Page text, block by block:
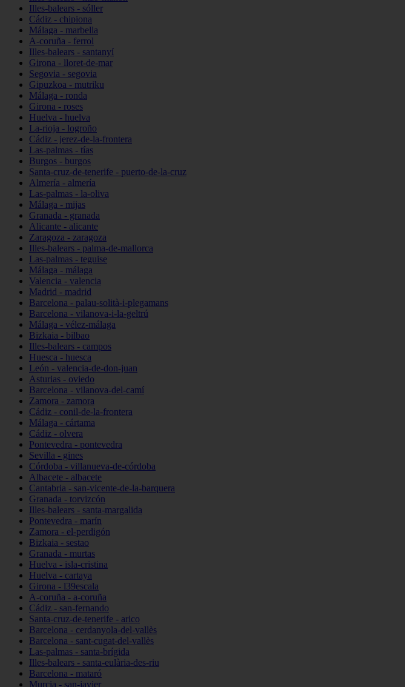
Illes-balears - sóller
Cádiz - chipiona
Málaga - marbella
A-coruña - ferrol
Illes-balears - santanyí
Girona - lloret-de-mar
Segovia - segovia
Gipuzkoa - mutriku
Málaga - ronda
Girona - roses
Huelva - huelva
La-rioja - logroño
Cádiz - jerez-de-la-frontera
Las-palmas - tías
Burgos - burgos
Santa-cruz-de-tenerife - puerto-de-la-cruz
Almería - almería
Las-palmas - la-oliva
Málaga - mijas
Granada - granada
Alicante - alicante
Zaragoza - zaragoza
Illes-balears - palma-de-mallorca
Las-palmas - teguise
Málaga - málaga
Valencia - valencia
Madrid - madrid
Barcelona - palau-solità-i-plegamans
Barcelona - vilanova-i-la-geltrú
Málaga - vélez-málaga
Bizkaia - bilbao
Illes-balears - campos
Huesca - huesca
León - valencia-de-don-juan
Asturias - oviedo
Barcelona - vilanova-del-camí
Zamora - zamora
Cádiz - conil-de-la-frontera
Málaga - cártama
Cádiz - olvera
Pontevedra - pontevedra
Sevilla - gines
Córdoba - villanueva-de-córdoba
Albacete - albacete
Cantabria - san-vicente-de-la-barquera
Granada - torvizcón
Illes-balears - santa-margalida
Pontevedra - marín
Zamora - el-perdigón
Bizkaia - sestao
Granada - murtas
Huelva - isla-cristina
Huelva - cartaya
Girona - l39escala
A-coruña - a-coruña
Cádiz - san-fernando
Santa-cruz-de-tenerife - arico
Barcelona - cerdanyola-del-vallès
Barcelona - sant-cugat-del-vallès
Las-palmas - santa-brígida
Illes-balears - santa-eulària-des-riu
Barcelona - mataró
Murcia - san-javier